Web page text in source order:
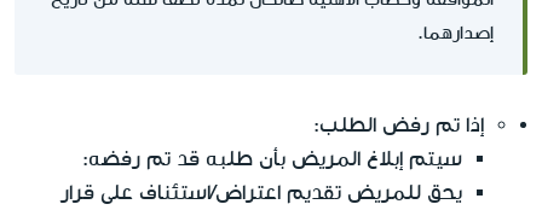
إصدارهما.
إذا تم رفض الطلب:
سيتم إبلاغ المريض بأن طلبه قد تم رفضه:
يحق للمريض تقديم اعتراض/استئناف على قرار